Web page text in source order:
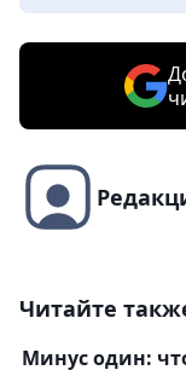
Читайте
Минус один: